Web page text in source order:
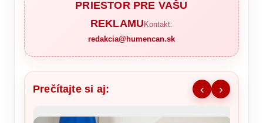
PRIESTOR PRE VAŠU
REKLAMU Kontakt:
redakcia@humencan.sk
Prečítajte si aj: ‹ ›